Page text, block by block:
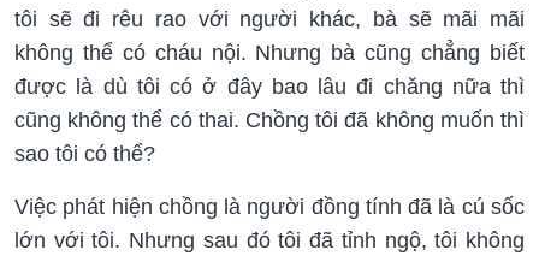
tôi sẽ đi rêu rao với người khác, bà sẽ mãi mãi
không thể có cháu nội. Nhưng bà cũng chẳng biết
được là dù tôi có ở đây bao lâu đi chăng nữa thì
cũng không thể có thai. Chồng tôi đã không muốn thì
sao tôi có thể?
Việc phát hiện chồng là người đồng tính đã là cú sốc
lớn với tôi. Nhưng sau đó tôi đã tỉnh ngộ, tôi không